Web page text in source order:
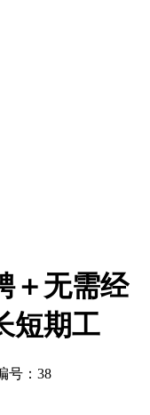
＋无需经
短期工
号：38